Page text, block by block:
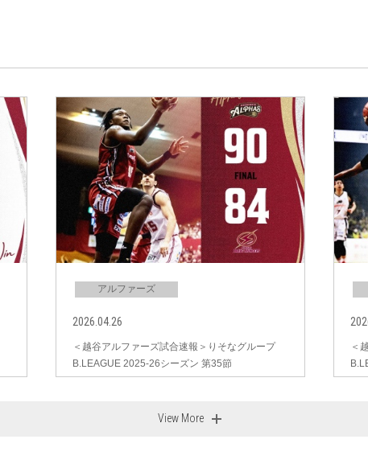
アルファーズ
2026.04.26
＜越谷アルファーズ試合速報＞りそなグループ
B.LEAGUE 2025-26シーズン 第35節
＜
View More